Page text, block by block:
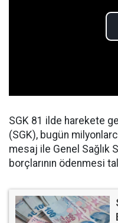
SGK 81 ilde harekete
(SGK), bugün
mesaj ile Genel Sağlık
borçlarının ödenmesi